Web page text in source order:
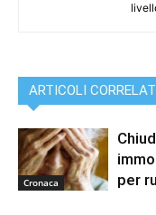
ARTICOLI
Cronaca
per